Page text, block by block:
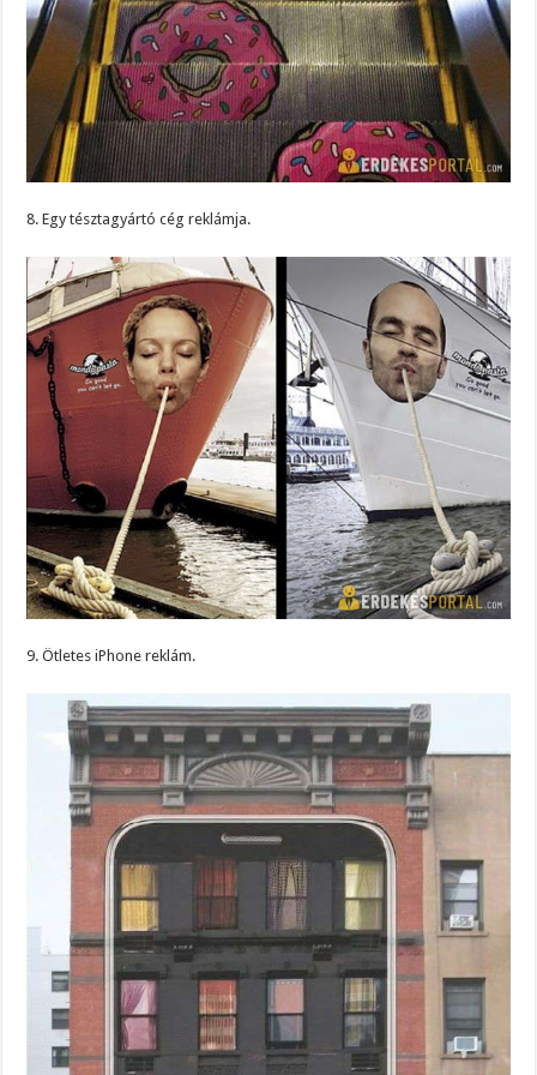
8. Egy tésztagyártó cég reklámja.
9. Ötletes iPhone reklám.